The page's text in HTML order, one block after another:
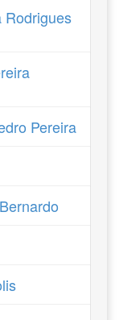
Rodrigues
Pereira